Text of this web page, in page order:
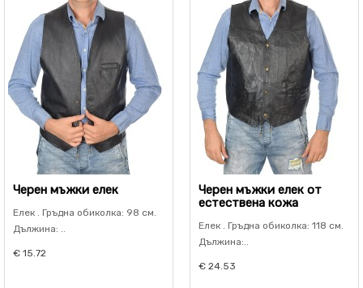
Черен мъжки елек
Елек . Гръдна обиколка: 98 см.
Дължина: ..
€ 15.72
Черен мъжки елек от
естествена кожа
Елек . Гръдна обиколка: 118 см.
Дължина:..
€ 24.53